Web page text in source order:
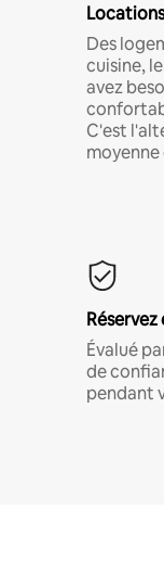
Des
cuisine,
avez
C'est
Évalué
de
pendant